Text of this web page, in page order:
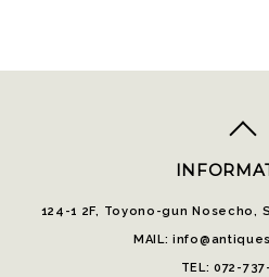
124-1 2F, Toyono-gun Nosecho,
MAIL:
TEL: 072-